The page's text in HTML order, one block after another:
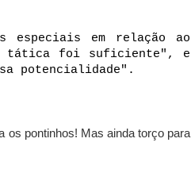
especiais em relação ao
tática foi suficiente", e
potencialidade".
os pontinhos! Mas ainda torço para